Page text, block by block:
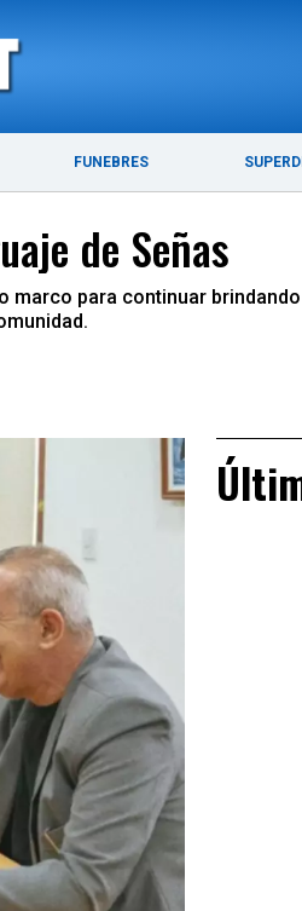
FUNEBRES
PUERTO MADRYN
de Señas
marco para continuar